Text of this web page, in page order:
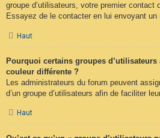
groupe d’utilisateurs, votre premier contact
Essayez de le contacter en lui envoyant un
Haut
Pourquoi certains groupes d’utilisateurs
couleur différente ?
Les administrateurs du forum peuvent
d’un groupe d’utilisateurs afin de faciliter
Haut